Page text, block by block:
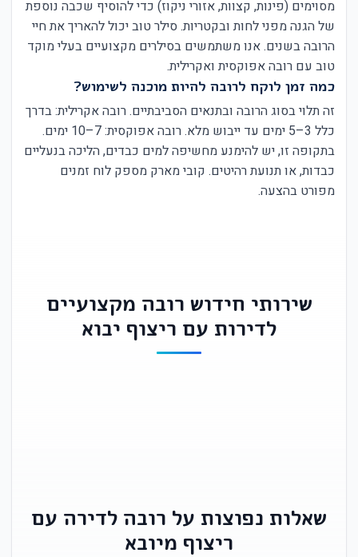
מסוימים (פינות, קצוות, אזורי ניקוז) כדי להוסיף שכבה נוספת
של הגנה מפני לחות ובקטריות. סילר טוב יכול להאריך את חיי
הרובה בשנים. אנו משתמשים בסילרים מקצועיים בעלי מוקד
טוב עם רובה אפוקסית ואקרילית.
כמה זמן לוקח לרובה להיות מוכנה לשימוש?
זה תלוי בסוג הרובה ובתנאים הסביבתיים. רובה אקרילית: בדרך
כלל 3–5 ימים עד ייבוש מלא. רובה אפוקסית: 7–10 ימים.
בתקופה זו, יש להימנע מחשיפה למים כבדים, הליכה בנעליים
כבדות, או תנועת רהיטים. קובי מארק מספק לוח זמנים
מפורט בהצעה.
שירותי חידוש רובה מקצועיים
לדירות עם ריצוף יבוא
שאלות נפוצות על רובה לדירה עם
ריצוף מיובא